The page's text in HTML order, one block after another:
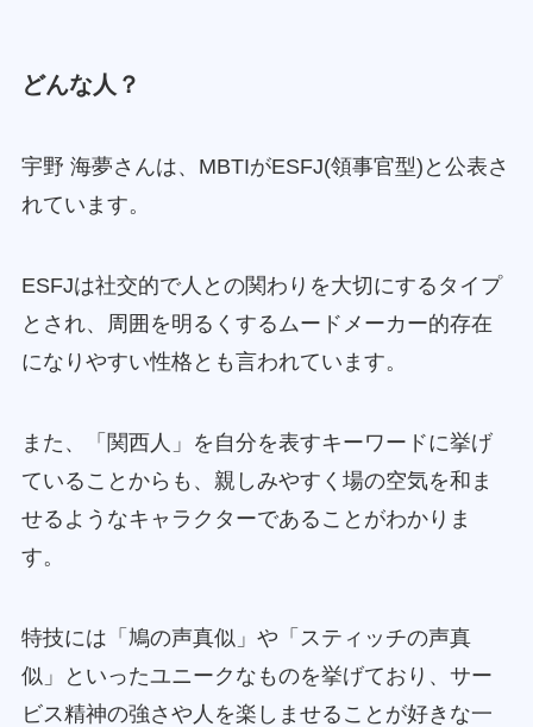
どんな人？
宇野 海夢さんは、MBTIがESFJ(領事官型)と公表さ
れています。
ESFJは社交的で人との関わりを大切にするタイプ
とされ、周囲を明るくするムードメーカー的存在
になりやすい性格とも言われています。
また、「関西人」を自分を表すキーワードに挙げ
ていることからも、親しみやすく場の空気を和ま
せるようなキャラクターであることがわかりま
す。
特技には「鳩の声真似」や「スティッチの声真
似」といったユニークなものを挙げており、サー
ビス精神の強さや人を楽しませることが好きな一